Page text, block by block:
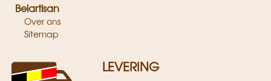
Belartisan
Over ons
Sitemap
LEVERING